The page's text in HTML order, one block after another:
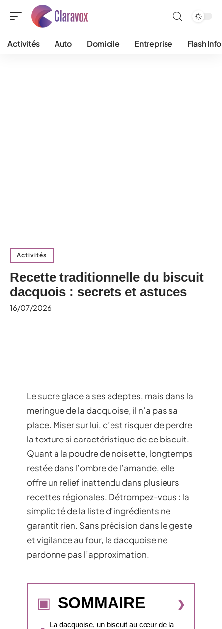
Activités Auto Domicile Entreprise Flash Info
Activités
Recette traditionnelle du biscuit
dacquois : secrets et astuces
16/07/2026
Le sucre glace a ses adeptes, mais dans la
meringue de la dacquoise, il n’a pas sa
place. Miser sur lui, c’est risquer de perdre
la texture si caractéristique de ce biscuit.
Quant à la poudre de noisette, longtemps
restée dans l’ombre de l’amande, elle
offre un relief inattendu dans plusieurs
recettes régionales. Détrompez-vous : la
simplicité de la liste d’ingrédients ne
garantit rien. Sans précision dans le geste
et vigilance au four, la dacquoise ne
pardonne pas l’approximation.
SOMMAIRE
La dacquoise, un biscuit au cœur de la